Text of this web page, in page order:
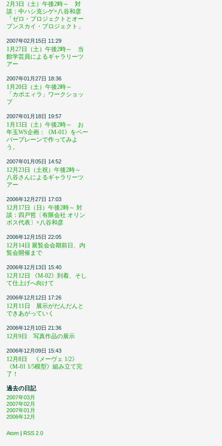
2月3日（土）午後2時～ 対
談：中ハシ克シゲ×八谷和彦
「ゼロ・プロジェクトとオー
プンスカイ・プロジェクト」
2007年02月15日 11:29
1月27日（土）午後2時～ 当
館学芸員によるギャラリーツ
アー
2007年01月27日 18:36
1月20日（土）午後2時～
「カポエィラ」ワークショッ
プ
2007年01月18日 19:57
1月13日（土）午後2時～ お
年玉WS企画：《M-01》をペー
パープレーンで作ってみよ
う。
2007年01月05日 14:52
12月23日（土祝）午後2時～
八谷さんによるギャラリーツ
アー
2006年12月27日 17:03
12月17日（日）午後2時～ 対
談：四戸哲〔有限会社 オリン
ポス代表〕×八谷和彦
2006年12月15日 22:05
12月14日 展覧会会期前日、内
覧会開催まで
2006年12月13日 15:40
12月12日 《M-02》到着、そし
て仕上げへ向けて
2006年12月12日 17:26
12月11日 展示がだんだんと
できあがっていく
2006年12月10日 21:36
12月9日 写真作品の展示
2006年12月09日 15:43
12月8日 《メーヴェ 1/2》
《M-01 1/5模型》組み立て完
了！
過去の日記
2007年03月
2007年02月
2007年01月
2006年12月
Atom RSS 2.0